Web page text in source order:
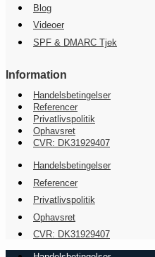
Blog
Videoer
SPF & DMARC Tjek
Information
Handelsbetingelser
Referencer
Privatlivspolitik
Ophavsret
CVR: DK31929407
Handelsbetingelser
Referencer
Privatlivspolitik
Ophavsret
CVR: DK31929407